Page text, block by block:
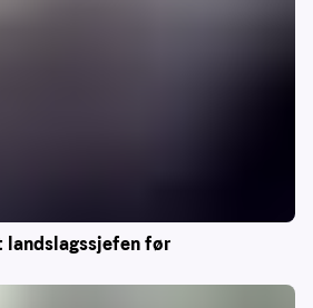
landslagssjefen før